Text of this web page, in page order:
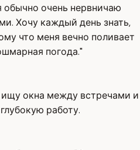
обычно очень нервничаю
Хочу каждый день знать,
что меня вечно поливает
погода."
окна между встречами и
работу.